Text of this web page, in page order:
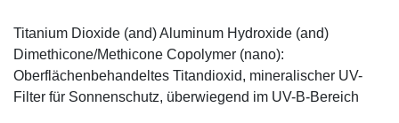
Titanium Dioxide (and) Aluminum Hydroxide (and)
Dimethicone/Methicone Copolymer (nano):
Oberflächenbehandeltes Titandioxid, mineralischer UV-
Filter für Sonnenschutz, überwiegend im UV-B-Bereich